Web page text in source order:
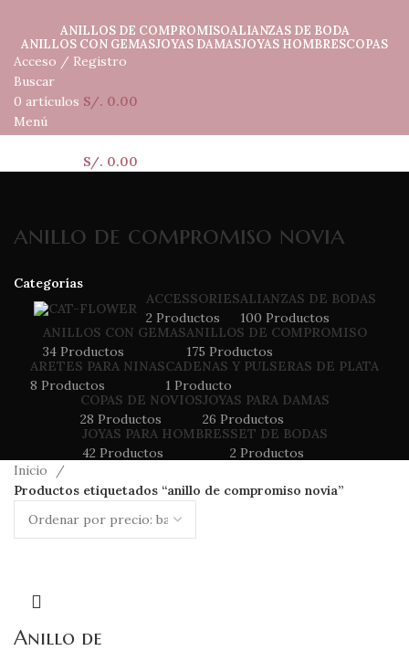
ANILLOS DE COMPROMISOALIANZAS DE BODA
ANILLOS CON GEMASJOYAS DAMASJOYAS HOMBRESCOPAS
Acceso / Registro
Buscar
0 artículos S/. 0.00
Menú
S/. 0.00
anillo de compromiso novia
Categorías
ACCESSORIES
2 Productos
ALIANZAS DE BODAS
100 Productos
ANILLOS CON GEMAS
34 Productos
ANILLOS DE COMPROMISO
175 Productos
ARETES PARA NINAS
8 Productos
CADENAS Y PULSERAS DE PLATA
1 Producto
COPAS DE NOVIOS
28 Productos
JOYAS PARA DAMAS
26 Productos
JOYAS PARA HOMBRES
42 Productos
SET DE BODAS
2 Productos
Inicio
Productos etiquetados “anillo de compromiso novia”
Anillo de